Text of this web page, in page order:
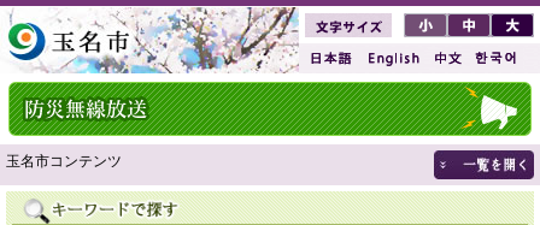
玉名市コンテンツ